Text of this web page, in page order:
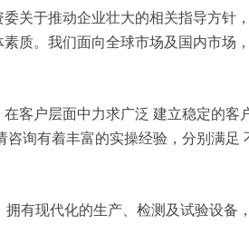
关于推动企业壮大的相关指导方针
质。我们面向全球市场及国内市场
客户层面中力求广泛 建立稳定的客
询有着丰富的实操经验，分别满足
有现代化的生产、检测及试验设备